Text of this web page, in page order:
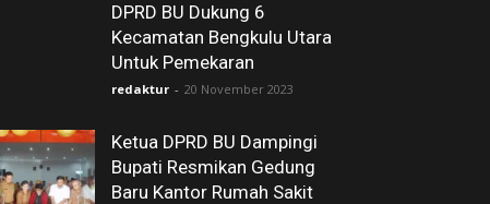
DPRD BU Dukung 6
Kecamatan Bengkulu Utara
Untuk Pemekaran
redaktur - 20 November 2023
Ketua DPRD BU Dampingi
Bupati Resmikan Gedung
Baru Kantor Rumah Sakit